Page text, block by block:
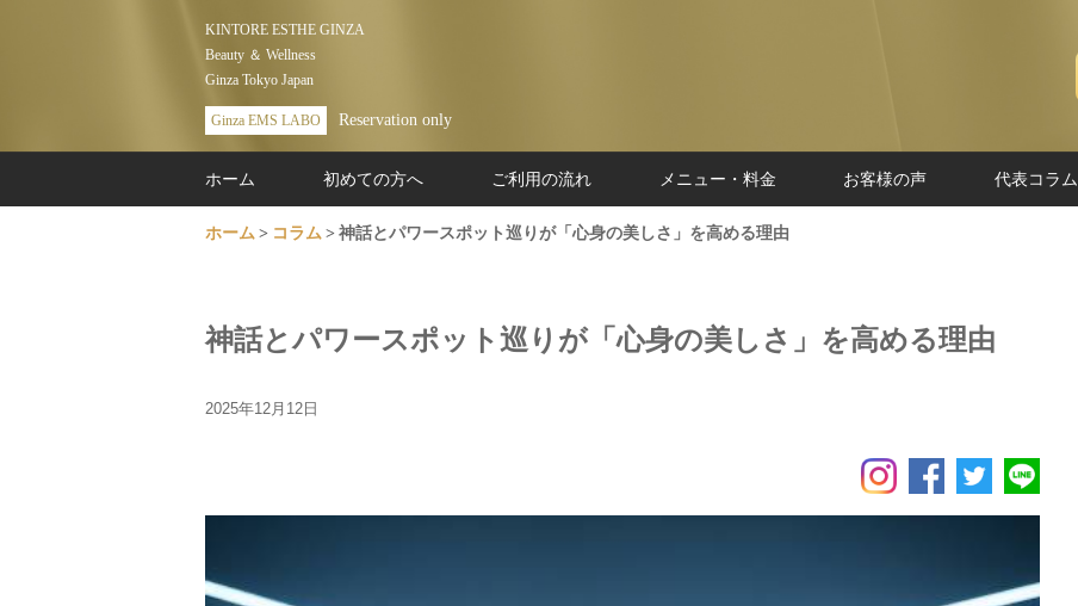
KINTORE ESTHE GINZA
Beauty ＆ Wellness
Ginza Tokyo Japan
Ginza EMS LABO Reservation only
ホーム 初めての方へ ご利用の流れ メニュー・料金 お客様の声 代表コラム
ホーム コラム 神話とパワースポット巡りが「心身の美しさ」を高める理由
神話とパワースポット巡りが「心身の美しさ」を高める理由
2025年12月12日